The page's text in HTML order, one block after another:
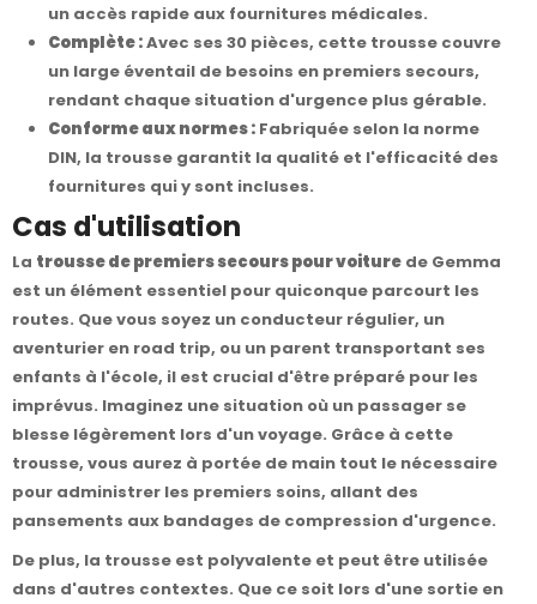
un accès rapide aux fournitures médicales.
Complète :Avec ses 30 pièces, cette trousse couvre
un large éventail de besoins en premiers secours,
rendant chaque situation d'urgence plus gérable.
Conforme aux normes : Fabriquée selon la norme
DIN, la trousse garantit la qualité et l'efficacité des
fournitures qui y sont incluses.
Cas d'utilisation
La trousse de premiers secours pour voiture de Gemma
est un élément essentiel pour quiconque parcourt les
routes. Que vous soyez un conducteur régulier, un
aventurier en road trip, ou un parent transportant ses
enfants à l'école, il est crucial d'être préparé pour les
imprévus. Imaginez une situation où un passager se
blesse légèrement lors d'un voyage. Grâce à cette
trousse, vous aurez à portée de main tout le nécessaire
pour administrer les premiers soins, allant des
pansements aux bandages de compression d'urgence.
De plus, la trousse est polyvalente et peut être utilisée
dans d'autres contextes. Que ce soit lors d'une sortie en